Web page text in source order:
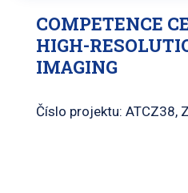
COMPETENCE
HIGH-
IMAGING
Číslo projektu: ATCZ38,